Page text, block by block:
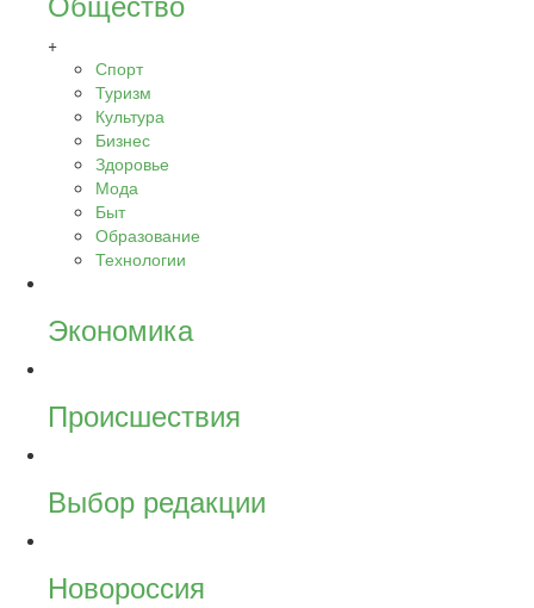
+
Спорт
Туризм
Культура
Бизнес
Здоровье
Мода
Быт
Образование
Технологии
Экономика
Происшествия
Выбор редакции
Новороссия